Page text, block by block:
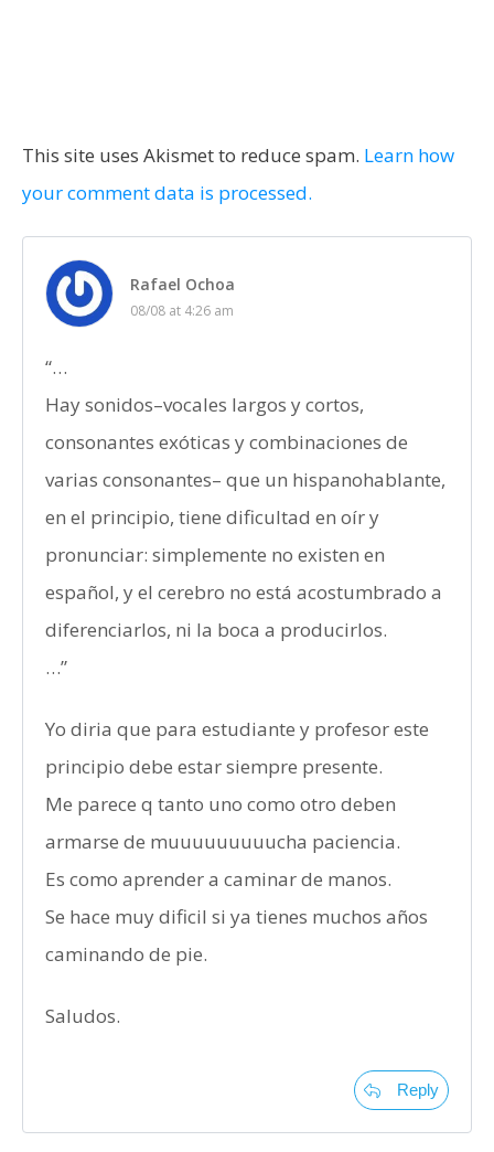
This site uses Akismet to reduce spam. Learn how
your comment data is processed.
Rafael Ochoa
08/08 at 4:26 am
“…
Hay sonidos–vocales largos y cortos,
consonantes exóticas y combinaciones de
varias consonantes– que un hispanohablante,
en el principio, tiene dificultad en oír y
pronunciar: simplemente no existen en
español, y el cerebro no está acostumbrado a
diferenciarlos, ni la boca a producirlos.
…”
Yo diria que para estudiante y profesor este
principio debe estar siempre presente.
Me parece q tanto uno como otro deben
armarse de muuuuuuuuucha paciencia.
Es como aprender a caminar de manos.
Se hace muy dificil si ya tienes muchos años
caminando de pie.
Saludos.
Reply